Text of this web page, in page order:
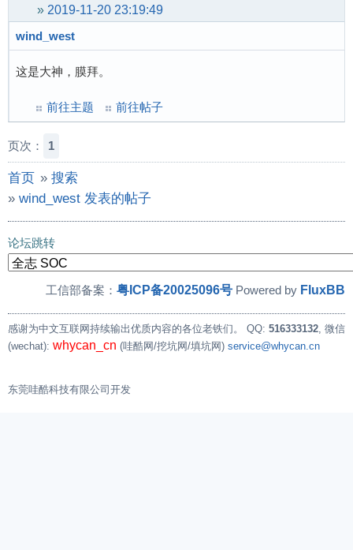
» 2019-11-20 23:19:49
wind_west
这是大神，膜拜。
前往主题 前往帖子
页次： 1
首页 » 搜索
» wind_west 发表的帖子
论坛跳转
工信部备案： 粤ICP备20025096号 Powered by FluxBB
感谢为中文互联网持续输出优质内容的各位老铁们。 QQ: 516333132, 微信
(wechat): whycan_cn (哇酷网/挖坑网/填坑网) service@whycan.cn
东莞哇酷科技有限公司开发